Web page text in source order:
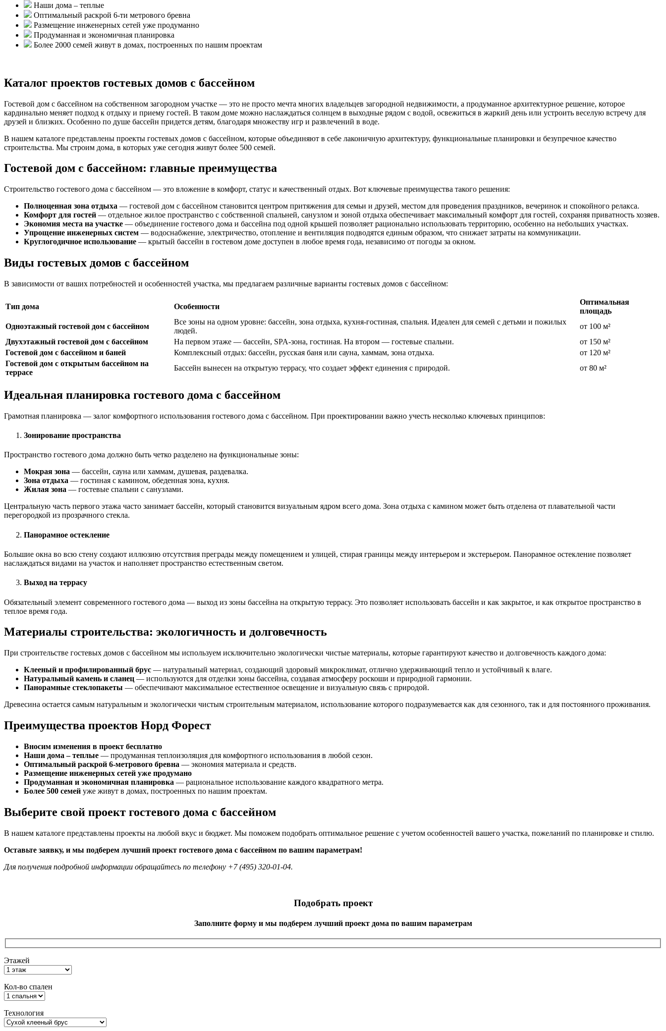
Наши дома – теплые
Оптимальный раскрой 6-ти метрового бревна
Размещение инженерных сетей уже продуманно
Продуманная и экономичная планировка
Более 2000 семей живут в домах, построенных по нашим проектам
Каталог проектов гостевых домов с бассейном
Гостевой дом с бассейном на собственном загородном участке — это не просто мечта многих владельцев загородной недвижимости, а продуманное архитектурное решение, которое
кардинально меняет подход к отдыху и приему гостей. В таком доме можно наслаждаться солнцем в выходные рядом с водой, освежиться в жаркий день или устроить веселую встречу для
друзей и близких. Особенно по душе бассейн придется детям, благодаря множеству игр и развлечений в воде.
В нашем каталоге представлены проекты гостевых домов с бассейном, которые объединяют в себе лаконичную архитектуру, функциональные планировки и безупречное качество
строительства. Мы строим дома, в которых уже сегодня живут более 500 семей.
Гостевой дом с бассейном: главные преимущества
Строительство гостевого дома с бассейном — это вложение в комфорт, статус и качественный отдых. Вот ключевые преимущества такого решения:
Полноценная зона отдыха — гостевой дом с бассейном становится центром притяжения для семьи и друзей, местом для проведения праздников, вечеринок и спокойного релакса.
Комфорт для гостей — отдельное жилое пространство с собственной спальней, санузлом и зоной отдыха обеспечивает максимальный комфорт для гостей, сохраняя приватность хозяев.
Экономия места на участке — объединение гостевого дома и бассейна под одной крышей позволяет рационально использовать территорию, особенно на небольших участках.
Упрощение инженерных систем — водоснабжение, электричество, отопление и вентиляция подводятся единым образом, что снижает затраты на коммуникации.
Круглогодичное использование — крытый бассейн в гостевом доме доступен в любое время года, независимо от погоды за окном.
Виды гостевых домов с бассейном
В зависимости от ваших потребностей и особенностей участка, мы предлагаем различные варианты гостевых домов с бассейном:
Тип дома Особенности
Оптимальная
площадь
Одноэтажный гостевой дом с бассейном
Все зоны на одном уровне: бассейн, зона отдыха, кухня-гостиная, спальня. Идеален для семей с детьми и пожилых
людей.
от 100 м²
Двухэтажный гостевой дом с бассейном
На первом этаже — бассейн, SPA-зона, гостиная. На втором — гостевые спальни.
от 150 м²
Гостевой дом с бассейном и баней
Комплексный отдых: бассейн, русская баня или сауна, хаммам, зона отдыха.
от 120 м²
Гостевой дом с открытым бассейном на
террасе
Бассейн вынесен на открытую террасу, что создает эффект единения с природой. от 80 м²
Идеальная планировка гостевого дома с бассейном
Грамотная планировка — залог комфортного использования гостевого дома с бассейном. При проектировании важно учесть несколько ключевых принципов:
Зонирование пространства
Пространство гостевого дома должно быть четко разделено на функциональные зоны:
Мокрая зона — бассейн, сауна или хаммам, душевая, раздевалка.
Зона отдыха — гостиная с камином, обеденная зона, кухня.
Жилая зона — гостевые спальни с санузлами.
Центральную часть первого этажа часто занимает бассейн, который становится визуальным ядром всего дома. Зона отдыха с камином может быть отделена от плавательной части
перегородкой из прозрачного стекла.
Панорамное остекление
Большие окна во всю стену создают иллюзию отсутствия преграды между помещением и улицей, стирая границы между интерьером и экстерьером. Панорамное остекление позволяет
наслаждаться видами на участок и наполняет пространство естественным светом.
Выход на террасу
Обязательный элемент современного гостевого дома — выход из зоны бассейна на открытую террасу. Это позволяет использовать бассейн и как закрытое, и как открытое пространство в
теплое время года.
Материалы строительства: экологичность и долговечность
При строительстве гостевых домов с бассейном мы используем исключительно экологически чистые материалы, которые гарантируют качество и долговечность каждого дома:
Клееный и профилированный брус — натуральный материал, создающий здоровый микроклимат, отлично удерживающий тепло и устойчивый к влаге.
Натуральный камень и сланец — используются для отделки зоны бассейна, создавая атмосферу роскоши и природной гармонии.
Панорамные стеклопакеты — обеспечивают максимальное естественное освещение и визуальную связь с природой.
Древесина остается самым натуральным и экологически чистым строительным материалом, использование которого подразумевается как для сезонного, так и для постоянного проживания.
Преимущества проектов Норд Форест
Вносим изменения в проект бесплатно
Наши дома – теплые — продуманная теплоизоляция для комфортного использования в любой сезон.
Оптимальный раскрой 6-метрового бревна — экономия материала и средств.
Размещение инженерных сетей уже продумано
Продуманная и экономичная планировка — рациональное использование каждого квадратного метра.
Более 500 семей уже живут в домах, построенных по нашим проектам.
Выберите свой проект гостевого дома с бассейном
В нашем каталоге представлены проекты на любой вкус и бюджет. Мы поможем подобрать оптимальное решение с учетом особенностей вашего участка, пожеланий по планировке и стилю.
Оставьте заявку, и мы подберем лучший проект гостевого дома с бассейном по вашим параметрам!
Для получения подробной информации обращайтесь по телефону +7 (495) 320-01-04.
Подобрать проект
Заполните форму и мы подберем лучший проект дома по вашим параметрам
Этажей
Кол-во спален
Технология